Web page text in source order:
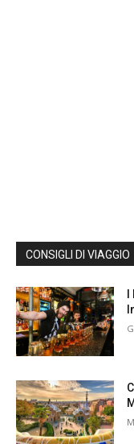
CONSIGLI DI VIAGGIO